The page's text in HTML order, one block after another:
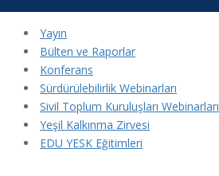
Yayın
Bülten ve Raporlar
Konferans
Sürdürülebilirlik Webinarları
Sivil Toplum Kuruluşları Webinarları
Yeşil Kalkınma Zirvesi
EDU YESK Eğitimleri